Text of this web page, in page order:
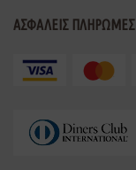
ΑΣΦΑΛΕΙΣ ΠΛΗΡΩΜΕΣ